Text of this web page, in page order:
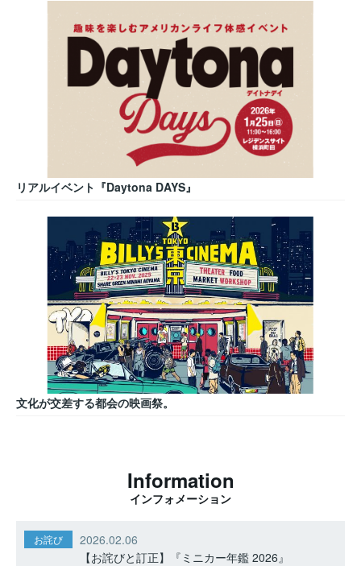
リアルイベント『Daytona DAYS』
文化が交差する都会の映画祭。
Information
インフォメーション
お詫び
2026.02.06
【お詫びと訂正】『ミニカー年鑑 2026』